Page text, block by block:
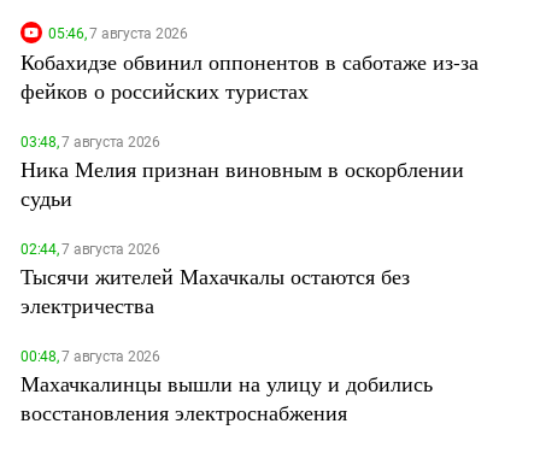
ЮФО
05:46,7 августа 2026
Кобахидзе обвинил оппонентов в саботаже из-за
фейков о российских туристах
03:48,7 августа 2026
Ника Мелия признан виновным в оскорблении
судьи
02:44,7 августа 2026
Тысячи жителей Махачкалы остаются без
электричества
00:48,7 августа 2026
Махачкалинцы вышли на улицу и добились
восстановления электроснабжения